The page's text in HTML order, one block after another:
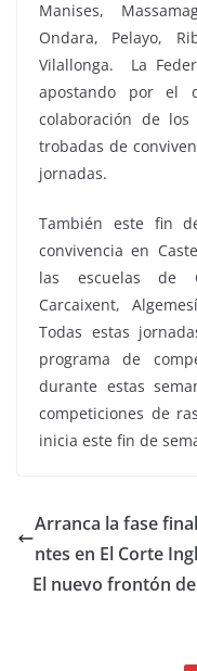
Manises,
Ondara, Pelayo,
Vilallonga. La
apostando por el
colaboración de
trobadas de
jornadas.
También este fin
convivencia en
las escuelas de
Carcaixent,
Todas estas
programa de
durante estas
competiciones de
inicia este fin de
Arranca la fase
ntes en El Corte
El nuevo frontón